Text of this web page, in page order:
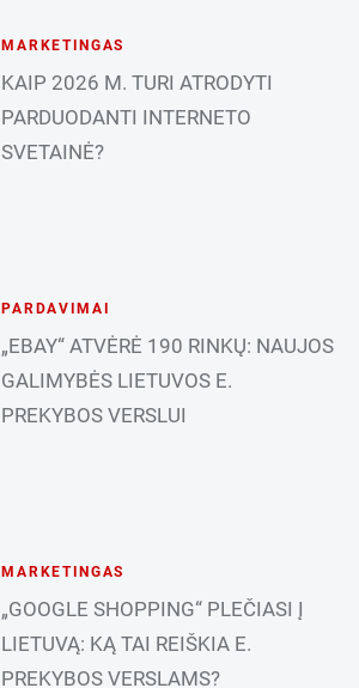
MARKETINGAS
KAIP 2026 M. TURI ATRODYTI
PARDUODANTI INTERNETO
SVETAINĖ?
PARDAVIMAI
„EBAY“ ATVĖRĖ 190 RINKŲ: NAUJOS
GALIMYBĖS LIETUVOS E.
PREKYBOS VERSLUI
MARKETINGAS
„GOOGLE SHOPPING“ PLEČIASI Į
LIETUVĄ: KĄ TAI REIŠKIA E.
PREKYBOS VERSLAMS?